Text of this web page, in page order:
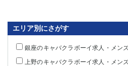
エリア別にさがす
銀座のキャバクラボーイ求人・メン
上野のキャバクラボーイ求人・メン